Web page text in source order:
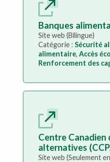
Banques
Site web (Bilingue)
Catégorie :Sécurité
alimentaire,Accès
Renforcement des
Centre
alternatives
Site web (Seulement